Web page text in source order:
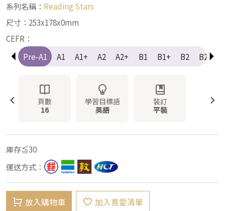
系列名稱： Reading Stars
尺寸：253x178x0mm
CEFR：
Pre-A1
A1 A1+ A2 A2+ B1 B1+ B2 B2+
頁數
16
學習目標語
英語
裝訂
平裝
庫存≦30
運送方式：
放入購物車 加入喜愛清單